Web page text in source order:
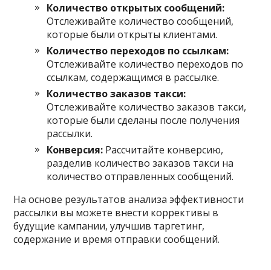
Количество открытых сообщений:
Отслеживайте количество сообщений,
которые были открыты клиентами.
Количество переходов по ссылкам:
Отслеживайте количество переходов по
ссылкам, содержащимся в рассылке.
Количество заказов такси:
Отслеживайте количество заказов такси,
которые были сделаны после получения
рассылки.
Конверсия: Рассчитайте конверсию,
разделив количество заказов такси на
количество отправленных сообщений.
На основе результатов анализа эффективности
рассылки вы можете внести коррективы в
будущие кампании, улучшив таргетинг,
содержание и время отправки сообщений.